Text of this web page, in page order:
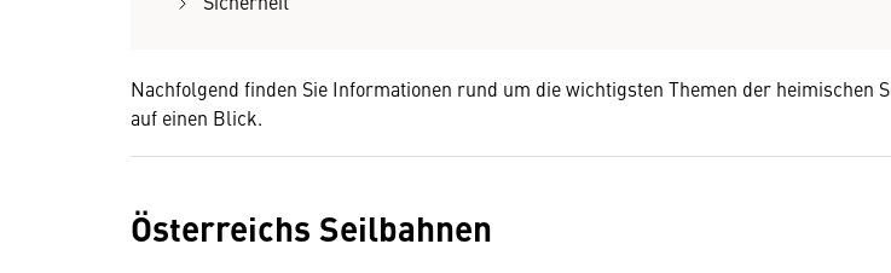
Nachfolgend finden Sie Informationen rund um die wichtigsten Themen der heimischen
auf einen Blick.
Österreichs Seilbahnen